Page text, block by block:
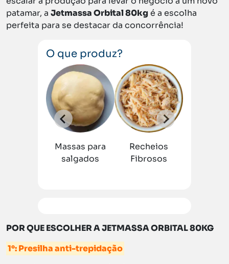
patamar, a Jetmassa Orbital 80kg é a escolha
perfeita para se destacar da concorrência!
O que produz?
Massas para
salgados
Recheios
Fibrosos
POR QUE ESCOLHER A JETMASSA ORBITAL 80KG
1°: Presilha anti-trepidação